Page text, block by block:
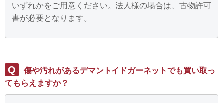
いずれかをご用意ください。法人様の場合は、古物許可
書が必要となります。
Q
傷や汚れがあるデマントイドガーネットでも買い取っ
てもらえますか？